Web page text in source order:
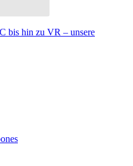
bis hin zu VR – unsere